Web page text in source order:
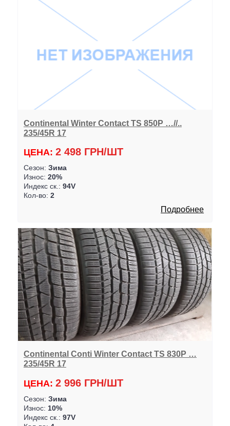
Continental Winter Contact TS 850P …//..
235/45R 17
ЦЕНА: 2 498 ГРН/ШТ
Сезон: Зима
Износ: 20%
Индекс ск.: 94V
Кол-во: 2
Подробнее
Continental Conti Winter Contact TS 830P …
235/45R 17
ЦЕНА: 2 996 ГРН/ШТ
Сезон: Зима
Износ: 10%
Индекс ск.: 97V